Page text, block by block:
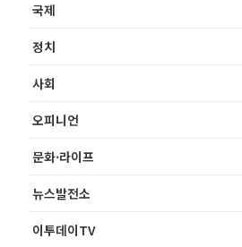
국제
정치
사회
오피니언
문화·라이프
뉴스발전소
이투데이TV